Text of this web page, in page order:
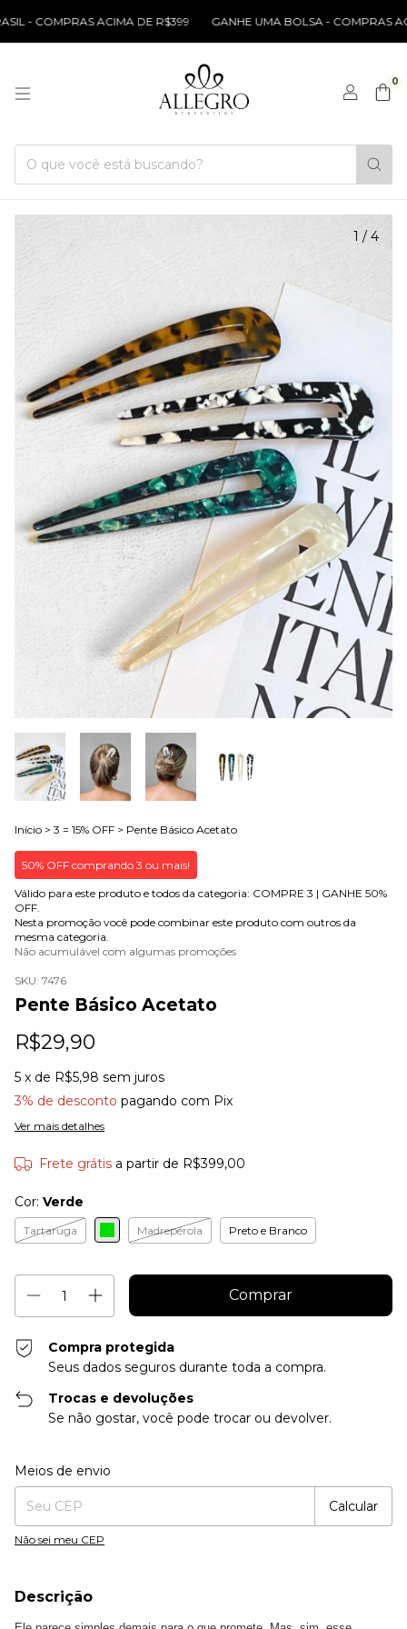
- COMPRAS ACIMA DE R$399 GANHE UMA BOLSA - COMPRAS
0
1 / 4
Início > 3 = 15% OFF > Pente Básico Acetato
50% OFF comprando 3 ou mais!
Válido para este produto e todos da categoria: COMPRE 3 | GANHE 50%
OFF.
Nesta promoção você pode combinar este produto com outros da
mesma categoria.
Não acumulável com algumas promoções
SKU: 7476
Pente Básico Acetato
R$29,90
5 x de R$5,98 sem juros
3% de desconto pagando com Pix
Ver mais detalhes
Frete grátis a partir de R$399,00
Cor: Verde
Tartaruga Madrepérola Preto e Branco
Compra protegida
Seus dados seguros durante toda a compra.
Trocas e devoluções
Se não gostar, você pode trocar ou devolver.
Entregas para o CEP:
Meios de envio
Calcular
Não sei meu CEP
Descrição